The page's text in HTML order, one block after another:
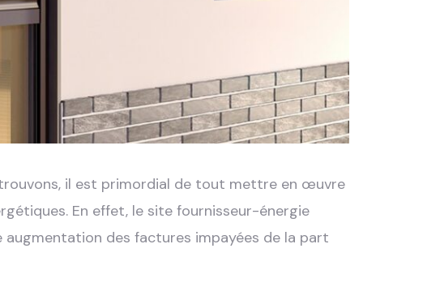
il est primordial de tout mettre en œuvre
En effet, le site fournisseur-énergie
augmentation des factures impayées de la part